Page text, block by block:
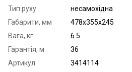
Тип руху
несамохідна
Габарити, мм
478х355х245
Вага, кг
6.5
Гарантія, м
36
Артикул
3414114